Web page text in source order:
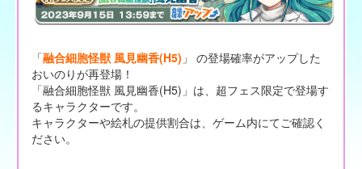
「融合細胞怪獣 風見幽香(H5) 」 の登場確率がアップした
おいのりが再登場！
「融合細胞怪獣 風見幽香(H5)」は、超フェス限定で登場す
るキャラクターです。
キャラクターや絵札の提供割合は、ゲーム内にてご確認く
ださい。